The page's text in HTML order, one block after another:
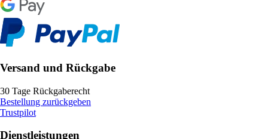
Versand und Rückgabe
30 Tage Rückgaberecht
Bestellung zurückgeben
Trustpilot
Dienstleistungen